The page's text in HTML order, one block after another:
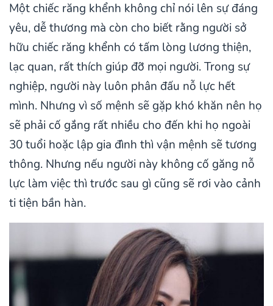
Một chiếc răng khểnh không chỉ nói lên sự đáng
yêu, dễ thương mà còn cho biết rằng người sở
hữu chiếc răng khểnh có tấm lòng lương thiện,
lạc quan, rất thích giúp đỡ mọi người. Trong sự
nghiệp, người này luôn phân đấu nỗ lực hết
mình. Nhưng vì số mệnh sẽ gặp khó khăn nên họ
sẽ phải cố gắng rất nhiều cho đến khi họ ngoài
30 tuổi hoặc lập gia đình thì vận mệnh sẽ tương
thông. Nhưng nếu người này không cố găng nỗ
lực làm việc thì trước sau gì cũng sẽ rơi vào cảnh
ti tiện bần hàn.